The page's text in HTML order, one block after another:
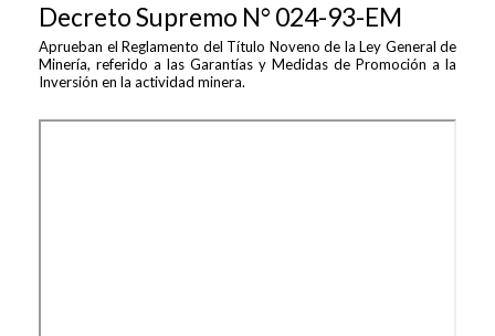
Decreto Supremo N° 024-93-EM
Aprueban el Reglamento del Título Noveno de la Ley General de
Minería, referido a las Garantías y Medidas de Promoción a la
Inversión en la actividad minera.